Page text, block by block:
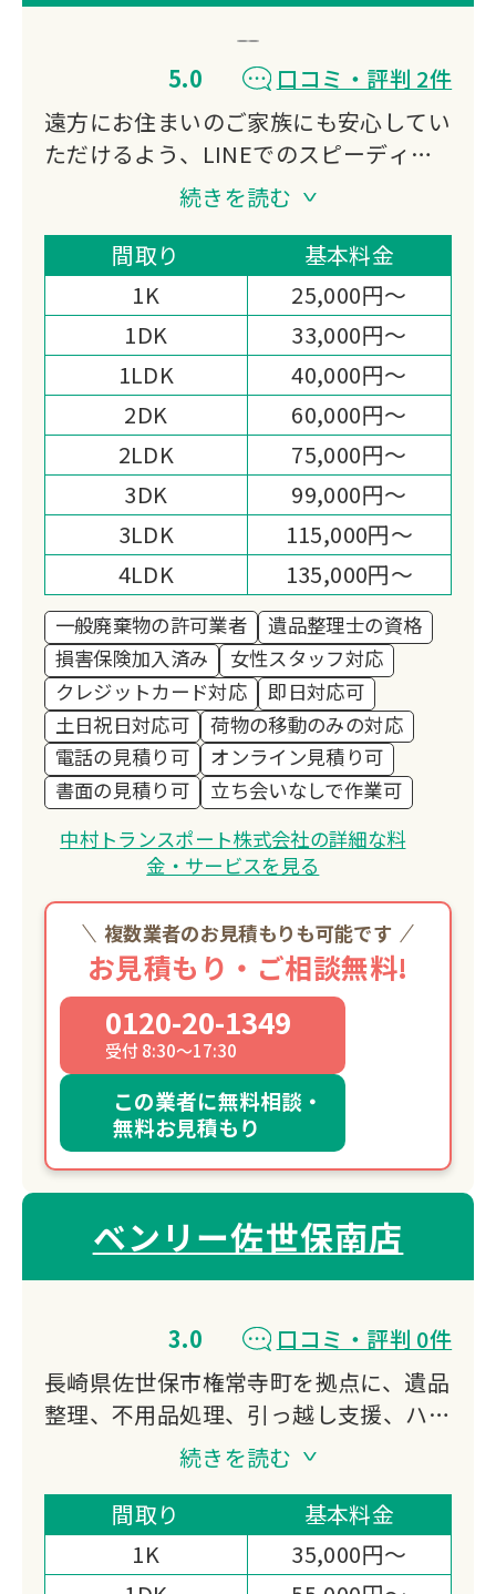
5.0
口コミ・評判 2件
遠方にお住まいのご家族にも安心してい
ただけるよう、LINEでのスピーディー
な無料見積りと丁寧なご報告を心がけて
追加料金なし、買取品は費用から差し引
き、ご負担を軽くいたします。
当社は長崎市の一般廃棄物収集運搬業の
許可を持つ認定業者ですので、安心して
お任せいただけます。
お気軽にお問い合わせください。
続きを読む
間取り
基本料金
1K
25,000円～
1DK
33,000円～
1LDK
40,000円～
2DK
60,000円～
2LDK
75,000円～
3DK
99,000円～
3LDK
115,000円～
4LDK
135,000円～
一般廃棄物の許可業者
遺品整理士の資格
損害保険加入済み
女性スタッフ対応
クレジットカード対応
即日対応可
土日祝日対応可
荷物の移動のみの対応
電話の見積り可
オンライン見積り可
書面の見積り可
立ち会いなしで作業可
中村トランスポート株式会社の詳細な料
金・サービスを見る
複数業者のお見積もりも可能です
お見積もり・ご相談無料!
0120-20-1349
受付 8:30～17:30
この業者に無料相談・
無料お見積もり
ベンリー佐世保南店
3.0
口コミ・評判 0件
長崎県佐世保市権常寺町を拠点に、遺品
整理、不用品処理、引っ越し支援、ハウ
スクリーニング、リフォーム、庭手入れ
など多様な生活サービスを提供。一級土
木施行管理技能士と介護福祉士の資格を
持つスタッフが「決して諦めない」を信
条に、小さな困りごとから大がかりな作
続きを読む
間取り
基本料金
1K
35,000円～